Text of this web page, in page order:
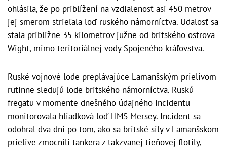
ohlásila, že po priblížení na vzdialenosť asi 450 metrov
jej smerom strieľala loď ruského námorníctva. Udalosť sa
stala približne 35 kilometrov južne od britského ostrova
Wight, mimo teritoriálnej vody Spojeného kráľovstva.
Ruské vojnové lode preplávajúce Lamanšským prielivom
rutinne sledujú lode britského námorníctva. Ruskú
fregatu v momente dnešného údajného incidentu
monitorovala hliadková loď HMS Mersey. Incident sa
odohral dva dni po tom, ako sa britské sily v Lamanšskom
prielive zmocnili tankera z takzvanej tieňovej flotily,